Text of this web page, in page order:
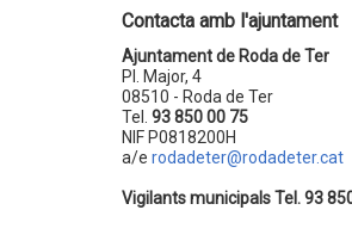
Contacta amb l'ajuntament
Ajuntament de Roda de Ter
Pl. Major, 4
08510 - Roda de Ter
Tel. 93 850 00 75
NIF P0818200H
a/e rodadeter@rodadeter.cat
Vigilants municipals Tel. 93